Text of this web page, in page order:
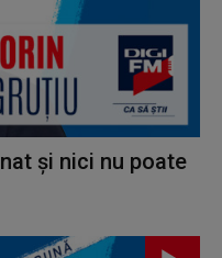
și nici nu poate